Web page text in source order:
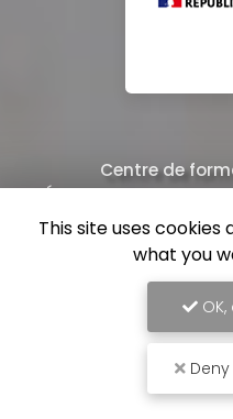
Centre de
Équipe de
This site uses
what you